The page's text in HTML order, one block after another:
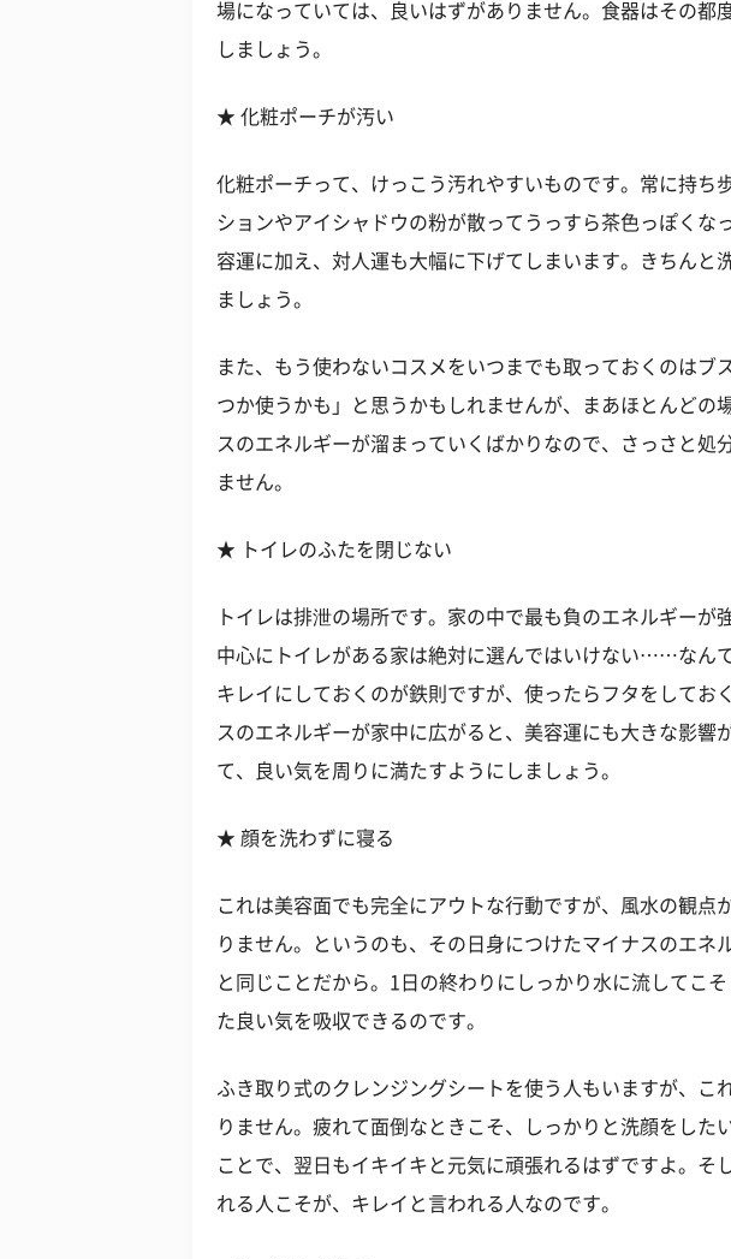
場になっていては、良いはずがありません。食器はその都
しましょう。
★ 化粧ポーチが汚い
化粧ポーチって、けっこう汚れやすいものです。常に持ち
ションやアイシャドウの粉が散ってうっすら茶色っぽくな
容運に加え、対人運も大幅に下げてしまいます。きちんと
ましょう。
また、もう使わないコスメをいつまでも取っておくのはブ
つか使うかも」と思うかもしれませんが、まあほとんどの
スのエネルギーが溜まっていくばかりなので、さっさと処
ません。
★ トイレのふたを閉じない
トイレは排泄の場所です。家の中で最も負のエネルギーが
中心にトイレがある家は絶対に選んではいけない……なん
キレイにしておくのが鉄則ですが、使ったらフタをしてお
スのエネルギーが家中に広がると、美容運にも大きな影響
て、良い気を周りに満たすようにしましょう。
★ 顔を洗わずに寝る
これは美容面でも完全にアウトな行動ですが、風水の観点
りません。というのも、その日身につけたマイナスのエネ
と同じことだから。1日の終わりにしっかり水に流してこ
た良い気を吸収できるのです。
ふき取り式のクレンジングシートを使う人もいますが、こ
りません。疲れて面倒なときこそ、しっかりと洗顔をした
ことで、翌日もイキイキと元気に頑張れるはずですよ。そ
れる人こそが、キレイと言われる人なのです。